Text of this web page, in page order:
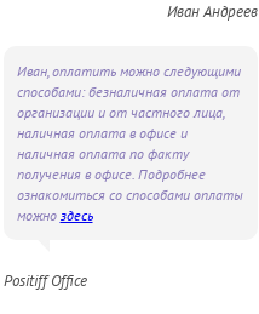
Иван Андреев
Иван, оплатить можно следующими
способами: безналичная оплата от
организации и от частного лица,
наличная оплата в офисе и
наличная оплата по факту
получения в офисе. Подробнее
ознакомиться со способами оплаты
можно здесь
Positiff Office